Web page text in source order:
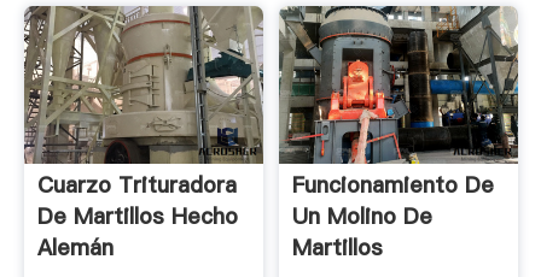
Cuarzo Trituradora
De Martillos Hecho
Alemán
Funcionamiento De
Un Molino De
Martillos